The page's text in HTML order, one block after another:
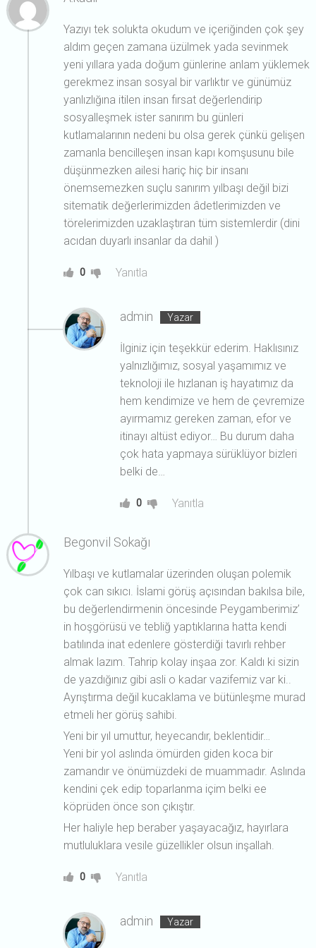
Yazıyı tek solukta okudum ve içeriğinden çok şey
aldım geçen zamana üzülmek yada sevinmek
yeni yıllara yada doğum günlerine anlam yüklemek
gerekmez insan sosyal bir varlıktır ve günümüz
yanlızlığına itilen insan fırsat değerlendirip
sosyalleşmek ister sanırım bu günleri
kutlamalarının nedeni bu olsa gerek çünkü gelişen
zamanla bencilleşen insan kapı komşusunu bile
düşünmezken ailesi hariç hiç bir insanı
önemsemezken suçlu sanırım yılbaşı değil bizi
sitematik değerlerimizden âdetlerimizden ve
törelerimizden uzaklaştıran tüm sistemlerdir (dini
acıdan duyarlı insanlar da dahil )
0 Yanıtla
admin
İlginiz için teşekkür ederim. Haklısınız
yalnızlığımız, sosyal yaşamımız ve
teknoloji ile hızlanan iş hayatımız da
hem kendimize ve hem de çevremize
ayırmamız gereken zaman, efor ve
itinayı altüst ediyor… Bu durum daha
çok hata yapmaya sürüklüyor bizleri
belki de…
0 Yanıtla
Begonvil Sokağı
Yılbaşı ve kutlamalar üzerinden oluşan polemik
çok can sıkıcı. İslami görüş açısından bakılsa bile,
bu değerlendirmenin öncesinde Peygamberimiz’
in hoşgörüsü ve tebliğ yaptıklarına hatta kendi
batılında inat edenlere gösterdiği tavırlı rehber
almak lazım. Tahrip kolay inşaa zor. Kaldı ki sizin
de yazdığınız gibi asli o kadar vazifemiz var ki..
Ayrıştırma değil kucaklama ve bütünleşme murad
etmeli her görüş sahibi.
Yeni bir yıl umuttur, heyecandır, beklentidir…
Yeni bir yol aslında ömürden giden koca bir
zamandır ve önümüzdeki de muammadır. Aslında
kendini çek edip toparlanma içim belki ee
köprüden önce son çıkıştır.
Her haliyle hep beraber yaşayacağız, hayırlara
mutluluklara vesile güzellikler olsun inşallah.
0 Yanıtla
admin